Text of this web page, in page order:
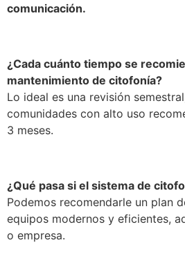
comunicación.
¿Cada cuánto tiempo se
mantenimiento de citofonía?
Lo ideal es una revisión
comunidades con alto uso
3 meses.
¿Qué pasa si el sistema de
Podemos recomendarle un plan
equipos modernos y eficientes,
o empresa.